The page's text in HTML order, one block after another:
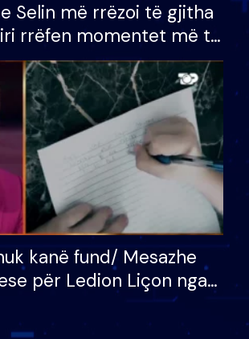
Selin më rrëzoi të gjitha
rrëfen momentet më të
e BB VIP: Do më
e mëngjesit kur…
kanë fund/ Mesazhe
për Ledion Liçon nga
e tij, moderatori
dot lotët: Nuk meritoj…